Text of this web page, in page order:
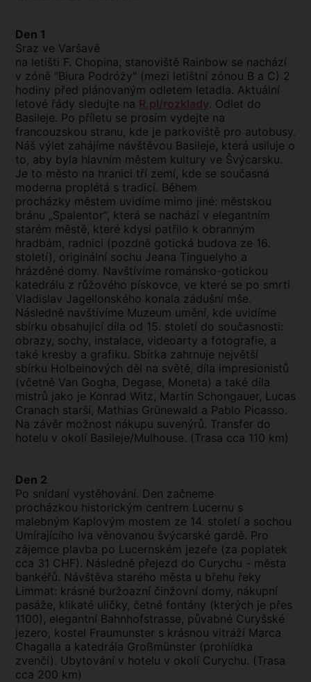
Den 1
Sraz ve Varšavě
na letišti F. Chopina, stanoviště Rainbow se nachází
v zóně "Biura Podróży" (mezi letištní zónou B a C) 2
hodiny před plánovaným odletem letadla. Aktuální
letové řády sledujte na R.pl/rozklady. Odlet do
Basileje. Po příletu se prosím vydejte na
francouzskou stranu, kde je parkoviště pro autobusy.
Náš výlet zahájíme návštěvou Basileje, která usiluje o
to, aby byla hlavním městem kultury ve Švýcarsku.
Je to město na hranici tří zemí, kde se současná
moderna proplétá s tradicí. Během
procházky městem uvidíme mimo jiné: městskou
bránu „Spalentor“, která se nachází v elegantním
starém městě, které kdysi patřilo k obranným
hradbám, radnici (pozdně gotická budova ze 16.
století), originální sochu Jeana Tinguelyho a
hrázděné domy. Navštívíme románsko-gotickou
katedrálu z růžového pískovce, ve které se po smrti
Vladislav Jagellonského konala zádušní mše.
Následně navštívíme Muzeum umění, kde uvidíme
sbírku obsahující díla od 15. století do současnosti:
obrazy, sochy, instalace, videoarty a fotografie, a
také kresby a grafiku. Sbírka zahrnuje největší
sbírku Holbeinových děl na světě, díla impresionistů
(včetně Van Gogha, Degase, Moneta) a také díla
mistrů jako je Konrad Witz, Martin Schongauer, Lucas
Cranach starší, Mathias Grünewald a Pablo Picasso.
Na závěr možnost nákupu suvenýrů. Transfer do
hotelu v okolí Basileje/Mulhouse. (Trasa cca 110 km)
Den 2
Po snídaní vystěhování. Den začneme
procházkou historickým centrem Lucernu s
malebným Kaplovým mostem ze 14. století a sochou
Umírajícího lva věnovanou švýcarské gardě. Pro
zájemce plavba po Lucernském jezeře (za poplatek
cca 31 CHF). Následně přejezd do Curychu - města
bankéřů. Návštěva starého města u břehu řeky
Limmat: krásné buržoazní činžovní domy, nákupní
pasáže, klikaté uličky, četné fontány (kterých je přes
1100), elegantní Bahnhofstrasse, půvabné Curyšské
jezero, kostel Fraumunster s krásnou vitráží Marca
Chagalla a katedrála Großmünster (prohlídka
zvenčí). Ubytování v hotelu v okolí Curychu. (Trasa
cca 200 km)